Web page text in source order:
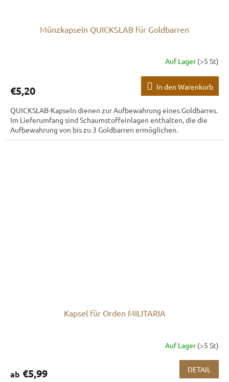
Münzkapseln QUICKSLAB für Goldbarren
Auf Lager(>5 St)
€5,20 In den Warenkorb
QUICKSLAB-Kapseln dienen zur Aufbewahrung eines Goldbarres.
Im Lieferumfang sind Schaumstoffeinlagen enthalten, die die
Aufbewahrung von bis zu 3 Goldbarren ermöglichen.
Kapsel für Orden MILITARIA
Auf Lager(>5 St)
ab €5,99 DETAIL